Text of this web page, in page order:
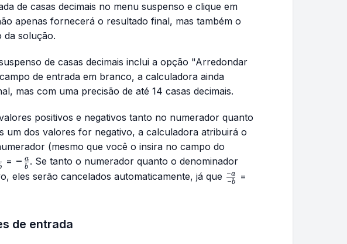
de casas decimais no menu suspenso e clique em
apenas fornecerá o resultado final, mas também o
da solução.
de casas decimais inclui a opção "Arredondar
de entrada em branco, a calculadora ainda
mas com uma precisão de até 14 casas decimais.
positivos e negativos tanto no numerador quanto
um dos valores for negativo, a calculadora atribuirá o
(mesmo que você o insira no campo do
= -
\frac{a}
− b
a . Se tanto o numerador quanto o denominador
eles serão cancelados automaticamente, já que \frac{-
−b
−a =
de entrada